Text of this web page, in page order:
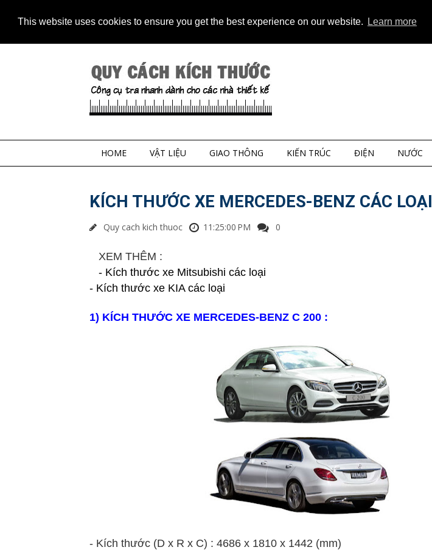
This website uses cookies to ensure you get the best experience on our website. Learn more
HOME VẬT LIỆU GIAO THÔNG KIẾN TRÚC ĐIỆN NƯỚC
KÍCH THƯỚC XE MERCEDES-BENZ CÁC LOẠI
Quy cach kich thuoc 11:25:00 PM 0
XEM THÊM :
- Kích thước xe Mitsubishi các loại
- Kích thước xe KIA các loại
1) KÍCH THƯỚC XE MERCEDES-BENZ C 200 :
- Kích thước (D x R x C) : 4686 x 1810 x 1442 (mm)